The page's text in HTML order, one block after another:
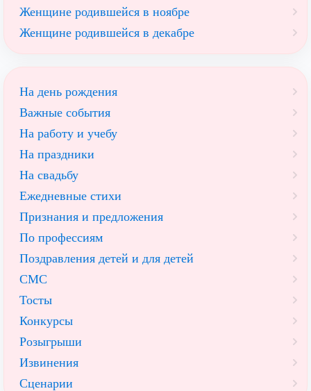
Женщине родившейся в ноябре
Женщине родившейся в декабре
На день рождения
Важные события
На работу и учебу
На праздники
На свадьбу
Ежедневные стихи
Признания и предложения
По профессиям
Поздравления детей и для детей
СМС
Тосты
Конкурсы
Розыгрыши
Извинения
Сценарии